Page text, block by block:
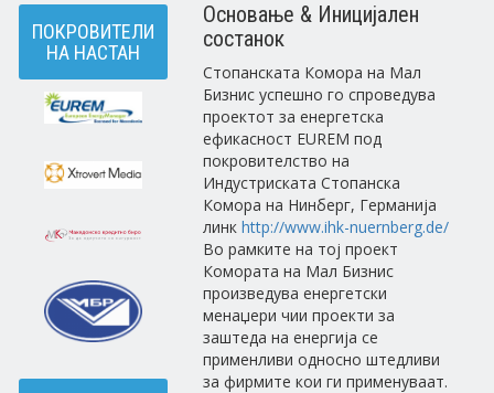
ПОКРОВИТЕЛИ
НА НАСТАН
Основање & Иницијален
состанок
Стопанската Комора на Мал
Бизнис успешно го спроведува
проектот за енергетска
ефикасност EUREM под
покровителство на
Индустриската Стопанска
Комора на Нинберг, Германија
линкhttp://www.ihk-nuernberg.de/
Во рамките на тој проект
Комората на Мал Бизнис
произведува енергетски
менаџери чии проекти за
заштеда на енергија се
применливи односно штедливи
за фирмите кои ги применуваат.